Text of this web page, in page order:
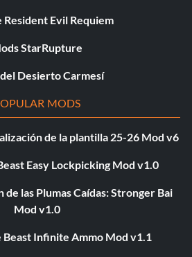
Resident Evil Requiem
StarRupture
Desierto Carmesí
MODS
de la plantilla 25-26 Mod v6
Easy Lockpicking Mod v1.0
las Plumas Caídas: Stronger Bai
Mod v1.0
Beast Infinite Ammo Mod v1.1